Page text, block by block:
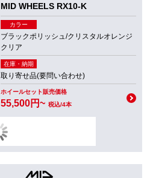
MID WHEELS RX10-K
カラー
ブラックポリッシュ/クリスタルオレンジ
クリア
在庫・納期
取り寄せ品(要問い合わせ)
ホイールセット販売価格
55,500円~ 税込/4本